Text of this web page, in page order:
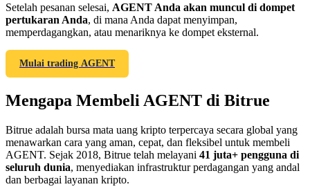
Undang teman untuk mendapatkan imbalan tunai
Setelah pesanan selesai, AGENT Anda akan muncul di dompet
pertukaran Anda, di mana Anda dapat menyimpan,
memperdagangkan, atau menariknya ke dompet eksternal.
Mulai trading AGENT
Mengapa Membeli AGENT di Bitrue
Bitrue adalah bursa mata uang kripto terpercaya secara global yang
menawarkan cara yang aman, cepat, dan fleksibel untuk membeli
AGENT. Sejak 2018, Bitrue telah melayani 41 juta+ pengguna di
seluruh dunia, menyediakan infrastruktur perdagangan yang andal
dan berbagai layanan kripto.